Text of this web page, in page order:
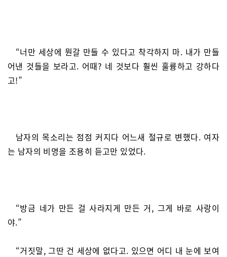
“너만 세상에 뭔갈 만들 수 있다고 착각하지 마. 내가 만들
어낸 것들을 보라고. 어때? 네 것보다 훨씬 훌륭하고 강하다
고!”
남자의 목소리는 점점 커지다 어느새 절규로 변했다. 여자
는 남자의 비명을 조용히 듣고만 있었다.
“방금 네가 만든 걸 사라지게 만든 거, 그게 바로 사랑이
야.”
“거짓말, 그딴 건 세상에 없다고. 있으면 어디 내 눈에 보여